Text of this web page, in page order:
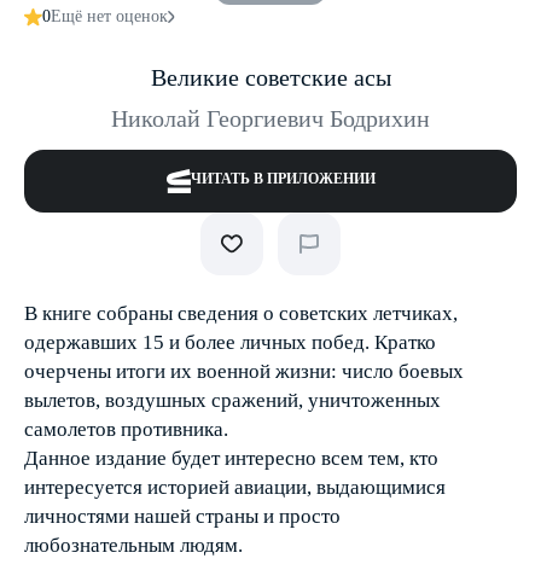
0Ещё нет оценок
Великие советские асы
Николай Георгиевич Бодрихин
ЧИТАТЬ В ПРИЛОЖЕНИИ
В книге собраны сведения о советских летчиках,
одержавших 15 и более личных побед. Кратко
очерчены итоги их военной жизни: число боевых
вылетов, воздушных сражений, уничтоженных
самолетов противника.
Данное издание будет интересно всем тем, кто
интересуется историей авиации, выдающимися
личностями нашей страны и просто
любознательным людям.